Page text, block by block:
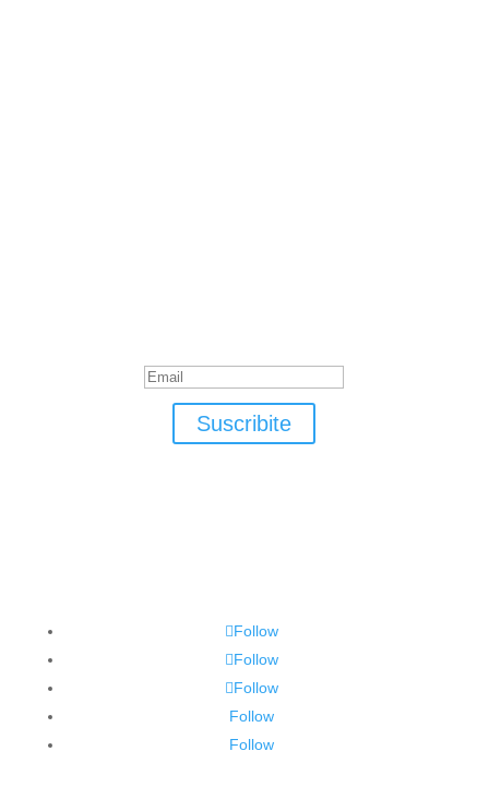
Suscribite
Follow
Follow
Follow
Follow
Follow